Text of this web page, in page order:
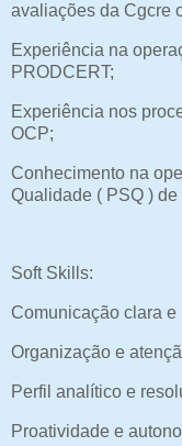
avaliações da Cgcre
Experiência na
PRODCERT;
Experiência nos
OCP;
Conhecimento na
Qualidade ( PSQ )
Soft Skills:
Comunicação clara
Organização e
Perfil analítico e
Proatividade e